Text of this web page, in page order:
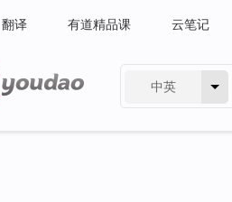
翻译 有道精品课 云笔记
中英